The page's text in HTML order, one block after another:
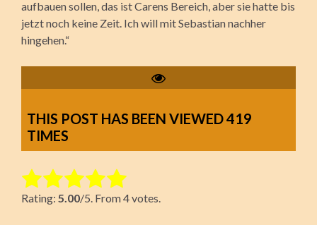
aufbauen sollen, das ist Carens Bereich, aber sie hatte bis
jetzt noch keine Zeit. Ich will mit Sebastian nachher
hingehen.“
THIS POST HAS BEEN VIEWED419
TIMES
Rate this item:
Submit Rating
Rating: 5.00/5. From 4 votes.